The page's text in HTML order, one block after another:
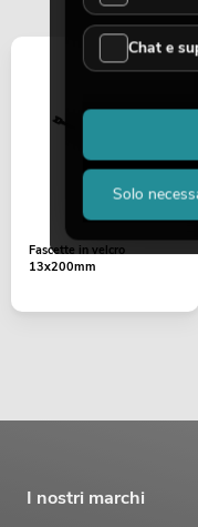
Fascette in velcro
13x200mm
I nostri marchi
Chat e
Solo